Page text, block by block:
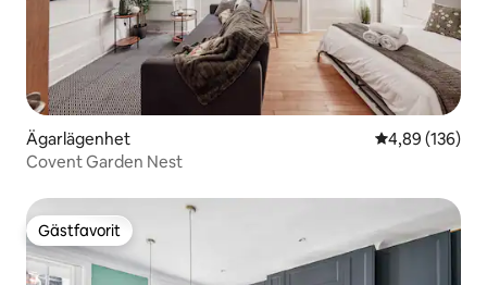
Ägarlägenhet 4,89 av 5 i
4,89 (136)
Covent Garden Nest
Gästfavorit
Gästfavorit